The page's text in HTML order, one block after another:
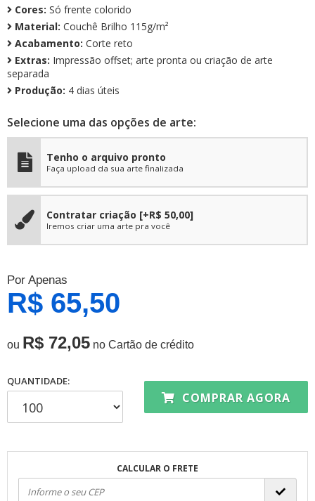
Cores: Só frente colorido
Material: Couchê Brilho 115g/m²
Acabamento: Corte reto
Extras: Impressão offset; arte pronta ou criação de arte
separada
Produção: 4 dias úteis
Selecione uma das opções de arte:
Tenho o arquivo pronto
Faça upload da sua arte finalizada
Contratar criação [+R$ 50,00]
Iremos criar uma arte pra você
Por Apenas
R$ 65,50
ou R$ 72,05 no Cartão de crédito
QUANTIDADE:
COMPRAR AGORA
CALCULAR O FRETE